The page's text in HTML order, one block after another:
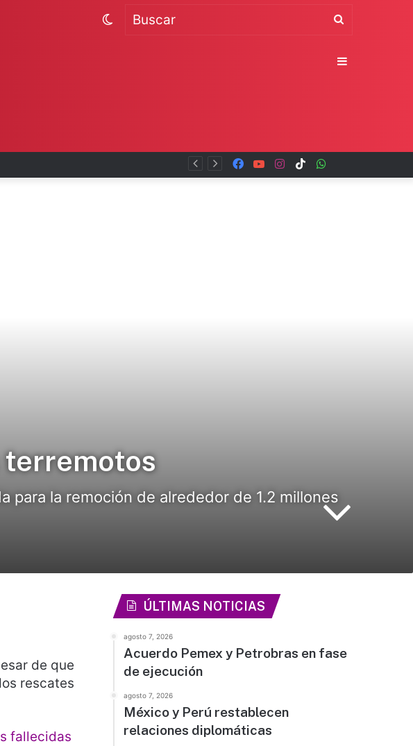
TikTok
Instagram
YouTube
Facebook
Buscar
Switch
Sidebar
terremotos
para la remoción de alrededor de 1.2 millones
de que
rescates
fallecidas
ÚLTIMAS NOTICIAS
agosto 7, 2026
Acuerdo Pemex y Petrobras en fase
de ejecución
agosto 7, 2026
México y Perú restablecen
relaciones diplomáticas